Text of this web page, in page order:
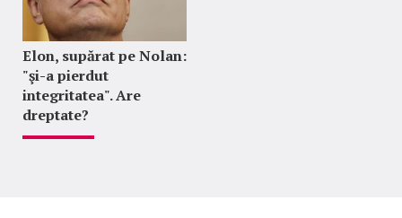
Elon, supărat pe Nolan:
"şi-a pierdut
integritatea". Are
dreptate?